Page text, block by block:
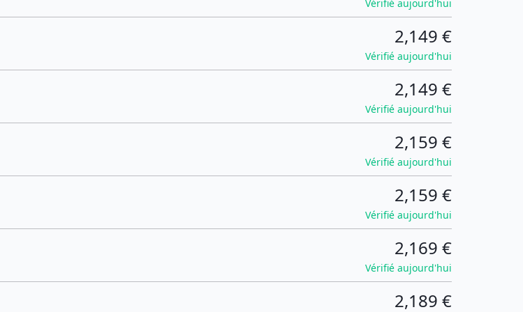
Vérifié aujourd'hui
2,149 €
Vérifié aujourd'hui
2,149 €
Vérifié aujourd'hui
2,159 €
Vérifié aujourd'hui
2,159 €
Vérifié aujourd'hui
2,169 €
Vérifié aujourd'hui
2,189 €